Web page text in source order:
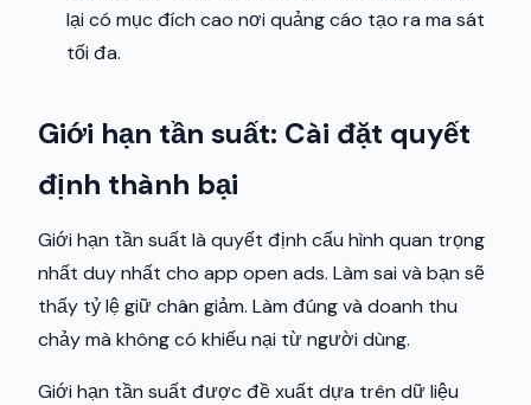
lại có mục đích cao nơi quảng cáo tạo ra ma sát
tối đa.
Giới hạn tần suất: Cài đặt quyết
định thành bại
Giới hạn tần suất là quyết định cấu hình quan trọng
nhất duy nhất cho app open ads. Làm sai và bạn sẽ
thấy tỷ lệ giữ chân giảm. Làm đúng và doanh thu
chảy mà không có khiếu nại từ người dùng.
Giới hạn tần suất được đề xuất dựa trên dữ liệu